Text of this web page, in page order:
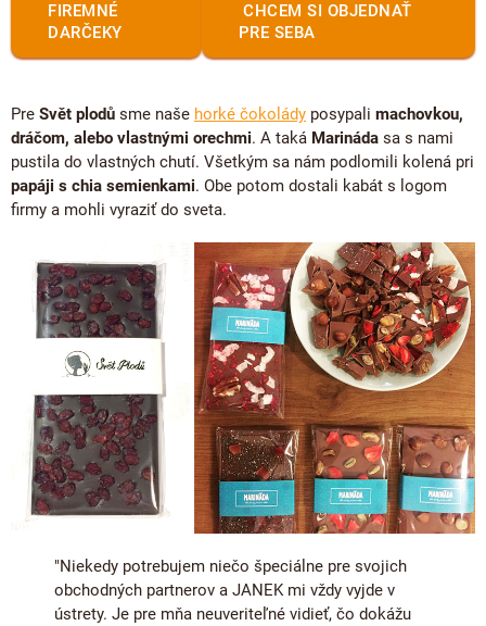
FIREMNÉ
DARČEKY
CHCEM SI OBJEDNAŤ
PRE SEBA
Pre Svět plodů sme naše horké čokolády posypali machovkou,
dráčom, alebo vlastnými orechmi. A taká Marináda sa s nami
pustila do vlastných chutí. Všetkým sa nám podlomili kolená pri
papáji s chia semienkami. Obe potom dostali kabát s logom
firmy a mohli vyraziť do sveta.
"Niekedy potrebujem niečo špeciálne pre svojich
obchodných partnerov a JANEK mi vždy vyjde v
ústrety. Je pre mňa neuveriteľné vidieť, čo dokážu